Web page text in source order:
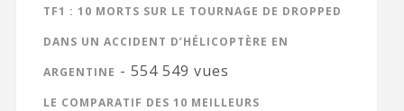
TF1 : 10 MORTS SUR LE TOURNAGE DE DROPPED
DANS UN ACCIDENT D’HÉLICOPTÈRE EN
ARGENTINE - 554 549 vues
LE COMPARATIF DES 10 MEILLEURS